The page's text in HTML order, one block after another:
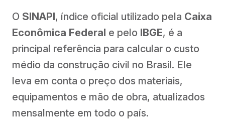
O SINAPI, índice oficial utilizado pela Caixa
Econômica Federal e pelo IBGE, é a
principal referência para calcular o custo
médio da construção civil no Brasil. Ele
leva em conta o preço dos materiais,
equipamentos e mão de obra, atualizados
mensalmente em todo o país.